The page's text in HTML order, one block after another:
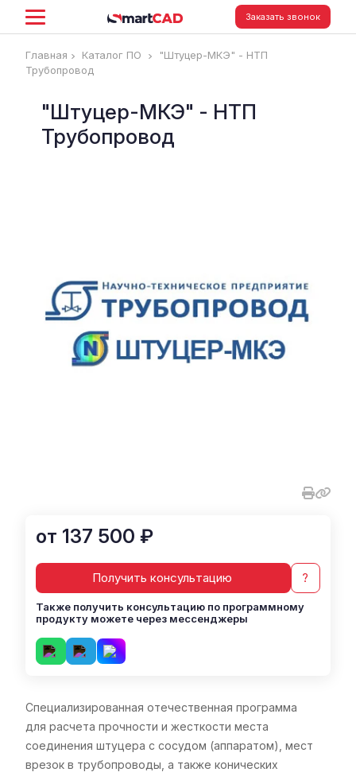
Заказать звонок
Главная Каталог ПО
"Штуцер-МКЭ" - НТП
Трубопровод
"Штуцер-МКЭ" - НТП
Трубопровод
Специализированная отечественная программа
для расчета прочности и жесткости места
соединения штуцера с сосудом (аппаратом), мест
врезок в трубопроводы, а также конических
от 137 500 ₽
Получить консультацию ?
Также получить консультацию по программному
продукту можете через мессенджеры